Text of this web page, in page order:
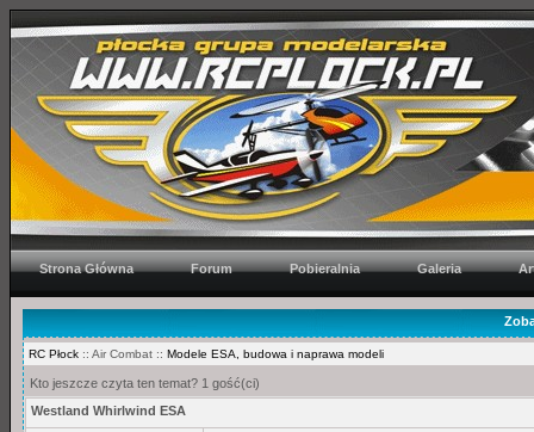
Strona Główna Forum Pobieralnia Galeria
RC Płock :: Air Combat :: Modele ESA, budowa i naprawa modeli
Kto jeszcze czyta ten temat? 1 gość(ci)
Westland Whirlwind ESA